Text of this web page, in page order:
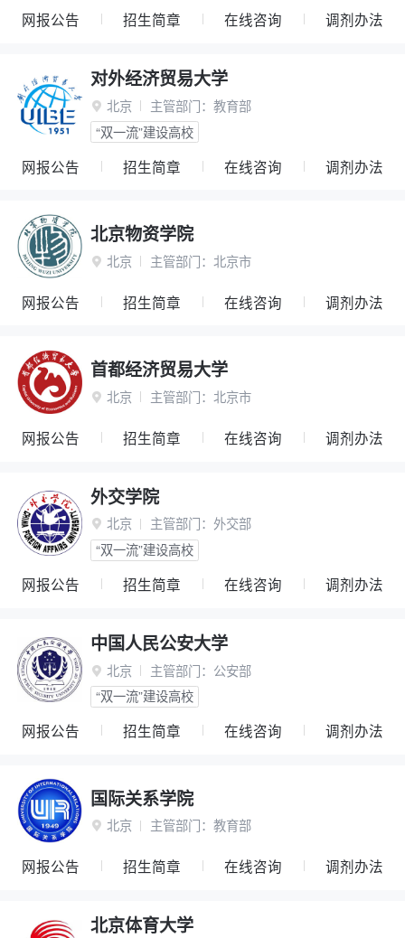
网报公告 招生简章 在线咨询 调剂办法
对外经济贸易大学
 北京 主管部门： 教育部
“双一流”建设高校
网报公告 招生简章 在线咨询 调剂办法
北京物资学院
 北京 主管部门： 北京市
网报公告 招生简章 在线咨询 调剂办法
首都经济贸易大学
 北京 主管部门： 北京市
网报公告 招生简章 在线咨询 调剂办法
外交学院
 北京 主管部门： 外交部
“双一流”建设高校
网报公告 招生简章 在线咨询 调剂办法
中国人民公安大学
 北京 主管部门： 公安部
“双一流”建设高校
网报公告 招生简章 在线咨询 调剂办法
国际关系学院
 北京 主管部门： 教育部
网报公告 招生简章 在线咨询 调剂办法
北京体育大学